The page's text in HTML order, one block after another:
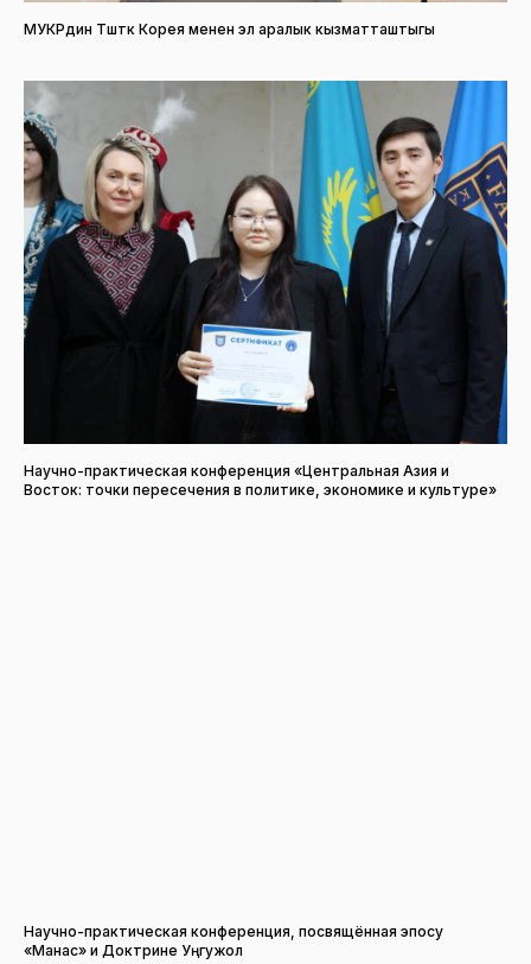
МУКРдин Түштүк Корея менен эл аралык кызматташтыгы
Научно-практическая конференция «Центральная Азия и
Восток: точки пересечения в политике, экономике и культуре»
Научно-практическая конференция, посвящённая эпосу
«Манас» и Доктрине Уңгужол